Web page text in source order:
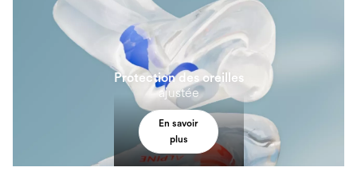
Protection des oreilles
ajustée
En savoir
plus